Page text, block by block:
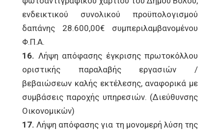
ενδεικτικού συνολικού προϋπολογισμού
δαπάνης 28.600,00€ συμπεριλαμβανομένου
Φ.Π.Α.
16. Λήψη απόφασης έγκρισης πρωτοκόλλου
οριστικής παραλαβής εργασιών /
βεβαιώσεων καλής εκτέλεσης, αναφορικά με
συμβάσεις παροχής υπηρεσιών. (Διεύθυνσης
Οικονομικών)
17. Λήψη απόφασης για τη μονομερή λύση της